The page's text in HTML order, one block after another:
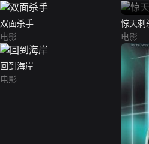
双面杀手
电影
惊天刺
电影
回到海岸
电影